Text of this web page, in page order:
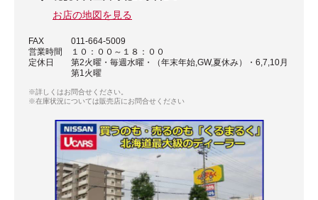
お店の地図を見る
FAX
011-664-5009
営業時間
１０：００～１８：００
定休日
第2火曜・毎週水曜・（年末年始,GW,夏休み）・6,7,10月
第1火曜
※詳しくはお問合せください。
※在庫状況については販売店にお問合せください